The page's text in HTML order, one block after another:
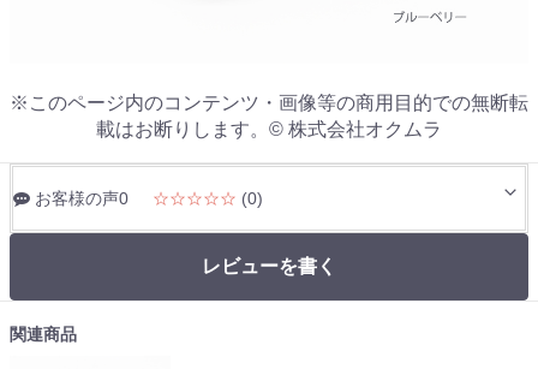
※このページ内のコンテンツ・画像等の商用目的での無断転
載はお断りします。© 株式会社オクムラ
お客様の声0 ☆☆☆☆☆ (0)
レビューを書く
関連商品